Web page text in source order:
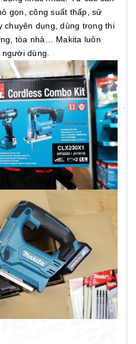
gọn, công suất thấp, sử
chuyên dụng, dùng trong thi
tòa nhà… Makita luôn
dùng.